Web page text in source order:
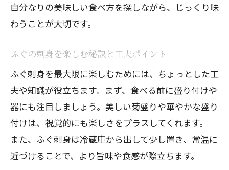
自分なりの美味しい食べ方を探しながら、じっくり味
わうことが大切です。
ふぐの刺身を楽しむ秘訣と工夫ポイント
ふぐ刺身を最大限に楽しむためには、ちょっとした工
夫や知識が役立ちます。まず、食べる前に盛り付けや
器にも注目しましょう。美しい菊盛りや華やかな盛り
付けは、視覚的にも楽しさをプラスしてくれます。
また、ふぐ刺身は冷蔵庫から出して少し置き、常温に
近づけることで、より旨味や食感が際立ちます。